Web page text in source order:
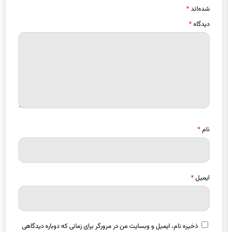
شده‌اند*
دیدگاه*
نام*
ایمیل*
ذخیره نام، ایمیل و وبسایت من در مرورگر برای زمانی که دوباره دیدگاهی